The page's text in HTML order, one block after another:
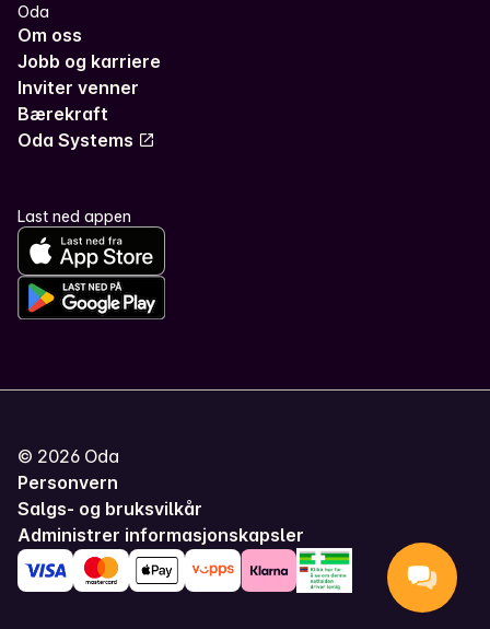
Oda
Om oss
Jobb og karriere
Inviter venner
Bærekraft
Oda Systems
Last ned appen
© 2026 Oda
Personvern
Salgs- og bruksvilkår
Administrer informasjonskapsler